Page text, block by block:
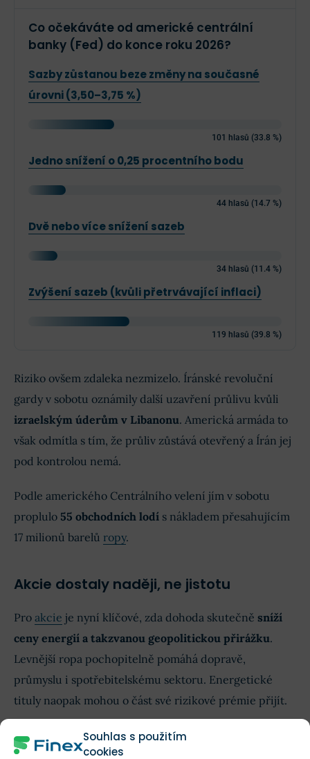
Souhlas s použitím
cookies
Co očekáváte od americké centrální
banky (Fed) do konce roku 2026?
Sazby zůstanou beze změny na současné
úrovni (3,50–3,75 %)
101 hlasů (33.8 %)
Jedno snížení o 0,25 procentního bodu
44 hlasů (14.7 %)
Dvě nebo více snížení sazeb
34 hlasů (11.4 %)
Zvýšení sazeb (kvůli přetrvávající inflaci)
119 hlasů (39.8 %)
Riziko ovšem zdaleka nezmizelo. Íránské revoluční
gardy v sobotu oznámily další uzavření průlivu kvůli
izraelským úderům v Libanonu. Americká armáda to
však odmítla s tím, že průliv zůstává otevřený a Írán jej
pod kontrolou nemá.
Podle amerického Centrálního velení jím v sobotu
proplulo 55 obchodních lodí s nákladem přesahujícím
17 milionů barelů ropy.
Akcie dostaly naději, ne jistotu
Pro akcie je nyní klíčové, zda dohoda skutečně sníží
ceny energií a takzvanou geopolitickou přirážku.
Levnější ropa pochopitelně pomáhá dopravě,
průmyslu i spotřebitelskému sektoru. Energetické
tituly naopak mohou o část své rizikové prémie přijít.
VAROVÁNÍ